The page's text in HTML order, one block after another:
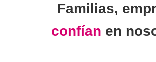
Familias,
confían en